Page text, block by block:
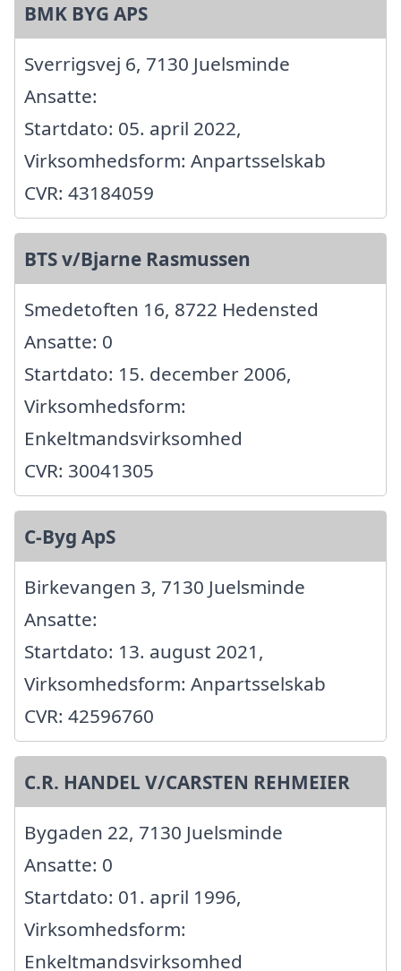
BMK BYG APS
Sverrigsvej 6, 7130 Juelsminde
Ansatte:
Startdato: 05. april 2022,
Virksomhedsform: Anpartsselskab
CVR: 43184059
BTS v/Bjarne Rasmussen
Smedetoften 16, 8722 Hedensted
Ansatte: 0
Startdato: 15. december 2006,
Virksomhedsform:
Enkeltmandsvirksomhed
CVR: 30041305
C-Byg ApS
Birkevangen 3, 7130 Juelsminde
Ansatte:
Startdato: 13. august 2021,
Virksomhedsform: Anpartsselskab
CVR: 42596760
C.R. HANDEL V/CARSTEN REHMEIER
Bygaden 22, 7130 Juelsminde
Ansatte: 0
Startdato: 01. april 1996,
Virksomhedsform:
Enkeltmandsvirksomhed